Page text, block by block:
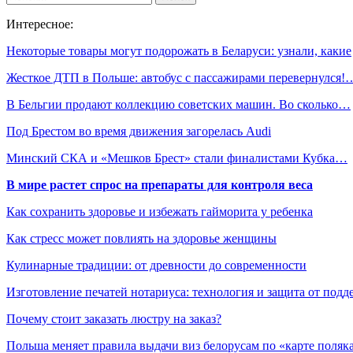
Интересное:
Некоторые товары могут подорожать в Беларуси: узнали, какие
Жесткое ДТП в Польше: автобус с пассажирами
В Бельгии продают коллекцию советских машин. Во сколько…
Под Брестом во время движения загорелась Audi
Минский СКА и «Мешков Брест» стали финалистами Кубка…
В мире растет спрос на препараты для контроля веса
Как сохранить здоровье и избежать гайморита у ребенка
Как стресс может повлиять на здоровье женщины
Кулинарные традиции: от древности до современности
Изготовление печатей нотариуса: технология и защита от
Почему стоит заказать люстру на заказ?
Польша меняет правила выдачи виз белорусам по «карте